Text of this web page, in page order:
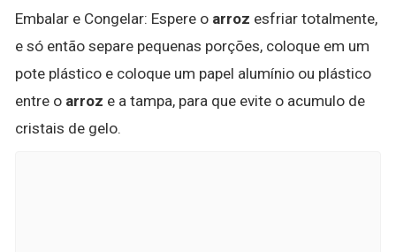
Embalar e Congelar: Espere o arroz esfriar totalmente,
e só então separe pequenas porções, coloque em um
pote plástico e coloque um papel alumínio ou plástico
entre o arroz e a tampa, para que evite o acumulo de
cristais de gelo.